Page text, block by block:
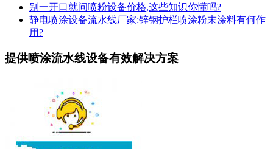
别一开口就问喷粉设备价格,这些知识你懂吗?
静电喷涂设备流水线厂家:锌钢护栏喷涂粉末涂料有何作
用?
提供喷涂流水线设备有效解决方案